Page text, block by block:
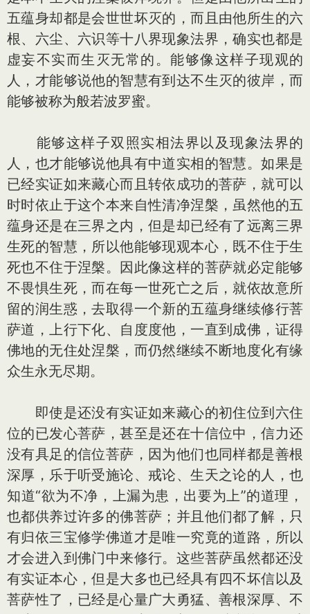
五蕴身却都是会世世坏灭的，而且由他所生的六
根、六尘、六识等十八界现象法界，确实也都是
虚妄不实而生灭无常的。能够像这样子现观的
人，才能够说他的智慧有到达不生灭的彼岸，而
能够被称为般若波罗蜜。
能够这样子双照实相法界以及现象法界的
人，也才能够说他具有中道实相的智慧。如果是
已经实证如来藏心而且转依成功的菩萨，就可以
时时依止于这个本来自性清净涅槃，虽然他的五
蕴身还是在三界之内，但是却已经有了远离三界
生死的智慧，所以他能够现观本心，既不住于生
死也不住于涅槃。因此像这样的菩萨就必定能够
不畏惧生死，而在每一世死亡之后，就依故意所
留的润生惑，去取得一个新的五蕴身继续修行菩
萨道，上行下化、自度度他，一直到成佛，证得
佛地的无住处涅槃，而仍然继续不断地度化有缘
众生永无尽期。
即使是还没有实证如来藏心的初住位到六住
位的已发心菩萨，甚至是还在十信位中，信力还
没有具足的信位菩萨，因为他们也同样都是善根
深厚，乐于听受施论、戒论、生天之论的人，也
知道“欲为不净，上漏为患，出要为上”的道理，
也都供养过许多的佛菩萨；并且他们都了解，只
有归依三宝修学佛道才是唯一究竟的道路，所以
才会进入到佛门中来修行。这些菩萨虽然都还没
有实证本心，但是大多也已经具有四不坏信以及
菩萨性了，已经是心量广大勇猛、善根深厚、不